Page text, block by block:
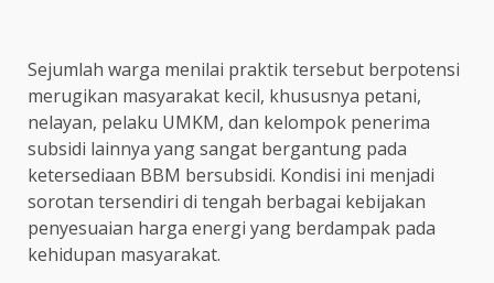
Sejumlah warga menilai praktik tersebut berpotensi
merugikan masyarakat kecil, khususnya petani,
nelayan, pelaku UMKM, dan kelompok penerima
subsidi lainnya yang sangat bergantung pada
ketersediaan BBM bersubsidi. Kondisi ini menjadi
sorotan tersendiri di tengah berbagai kebijakan
penyesuaian harga energi yang berdampak pada
kehidupan masyarakat.